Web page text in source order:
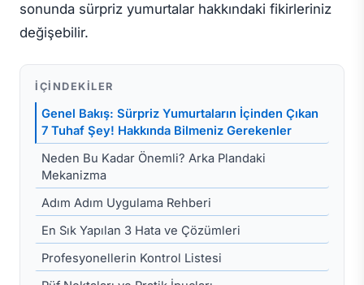
sonunda sürpriz yumurtalar hakkındaki fikirleriniz
değişebilir.
İÇINDEKILER
Genel Bakış: Sürpriz Yumurtaların İçinden Çıkan
7 Tuhaf Şey! Hakkında Bilmeniz Gerekenler
Neden Bu Kadar Önemli? Arka Plandaki
Mekanizma
Adım Adım Uygulama Rehberi
En Sık Yapılan 3 Hata ve Çözümleri
Profesyonellerin Kontrol Listesi